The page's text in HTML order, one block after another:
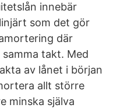
innebär
som det gör
där
takt. Med
av lånet i början
allt större
minska själva